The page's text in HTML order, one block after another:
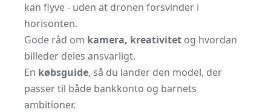
kan flyve - uden at dronen forsvinder i
horisonten.
Gode råd om kamera, kreativitet og hvordan
billeder deles ansvarligt.
En købsguide, så du lander den model, der
passer til både bank­konto og barnets
ambitioner.